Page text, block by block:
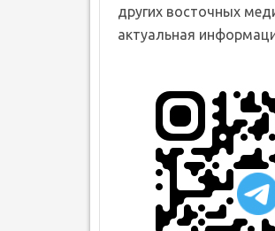
других восточных
актуальная